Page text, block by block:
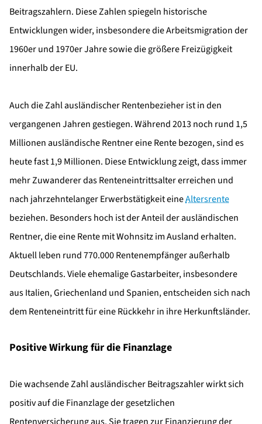
Beitragszahlern. Diese Zahlen spiegeln historische
Entwicklungen wider, insbesondere die Arbeitsmigration der
1960er und 1970er Jahre sowie die größere Freizügigkeit
innerhalb der EU.
Auch die Zahl ausländischer Rentenbezieher ist in den
vergangenen Jahren gestiegen. Während 2013 noch rund 1,5
Millionen ausländische Rentner eine Rente bezogen, sind es
heute fast 1,9 Millionen. Diese Entwicklung zeigt, dass immer
mehr Zuwanderer das Renteneintrittsalter erreichen und
nach jahrzehntelanger Erwerbstätigkeit eineAltersrente
beziehen. Besonders hoch ist der Anteil der ausländischen
Rentner, die eine Rente mit Wohnsitz im Ausland erhalten.
Aktuell leben rund 770.000 Rentenempfänger außerhalb
Deutschlands. Viele ehemalige Gastarbeiter, insbesondere
aus Italien, Griechenland und Spanien, entscheiden sich nach
dem Renteneintritt für eine Rückkehr in ihre Herkunftsländer.
Positive Wirkung für die Finanzlage
Die wachsende Zahl ausländischer Beitragszahler wirkt sich
positiv auf die Finanzlage der gesetzlichen